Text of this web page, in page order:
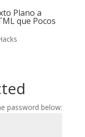
Plano a
que Pocos
password below: